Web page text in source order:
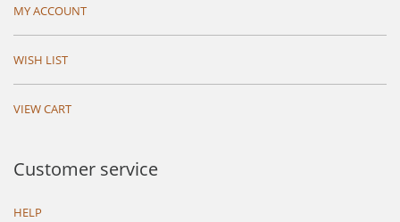
MY ACCOUNT
WISH LIST
VIEW CART
Customer service
HELP